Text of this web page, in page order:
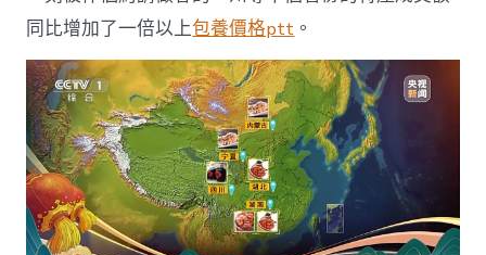
同比增加了一倍以上包養價格ptt 。